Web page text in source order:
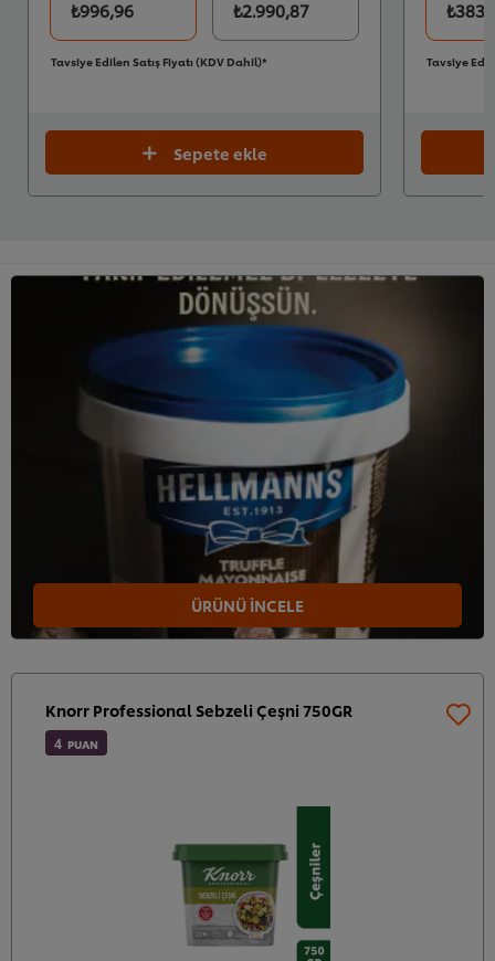
₺996,96 ₺2.990,87
Tavsiye Edilen Satış Fiyatı (KDV Dahil)*
Sepete ekle
Tavsiye
ÜRÜNÜ İNCELE
Knorr Professional Sebzeli Çeşni 750GR
4 PUAN